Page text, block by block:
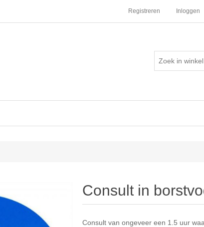
Registreren Inloggen
Consult in
Consult van ongeveer een 1.5 uur